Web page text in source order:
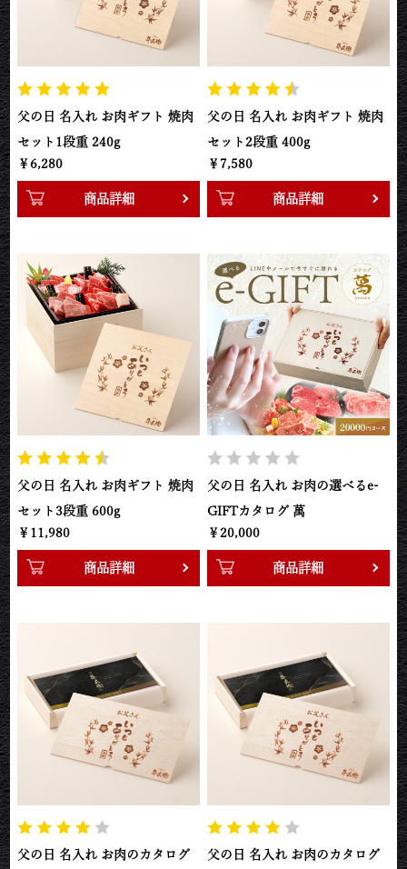
父の日 名入れ お肉ギフト 焼肉
セット1段重 240g
￥6,280
商品詳細
父の日 名入れ お肉ギフト 焼肉
セット2段重 400g
￥7,580
商品詳細
父の日 名入れ お肉ギフト 焼肉
セット3段重 600g
￥11,980
商品詳細
父の日 名入れ お肉の選べるe-
GIFTカタログ 萬
￥20,000
商品詳細
父の日 名入れ お肉のカタログ 父の日 名入れ お肉のカタログ